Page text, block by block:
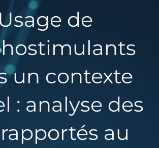
Usage de
un contexte
: analyse des
au